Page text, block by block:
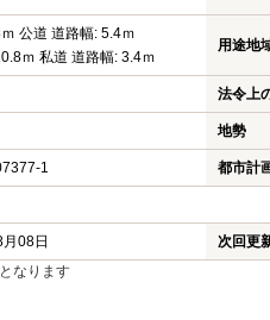
公道 道路幅: 5.4ｍ
ｍ 私道 道路幅: 3.4ｍ
用途地
法令上
地勢
1 都市計
08日 次回更
なります